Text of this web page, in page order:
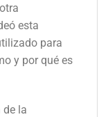
esta
para
y por qué es
de la